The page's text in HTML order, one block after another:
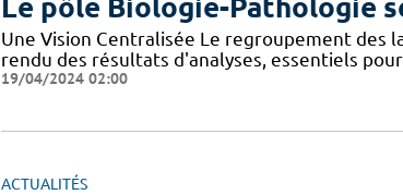
Le pôle Biologie-Pathologie
Une Vision Centralisée Le regroupement des
rendu des résultats d'analyses, essentiels
19/04/2024 02:00
ACTUALITÉS